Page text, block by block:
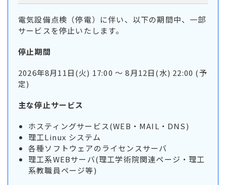
電気設備点検（停電）に伴い、以下の期間中、一部
サービスを停止いたします。
停止期間
2026年8月11日(火) 17:00 ～ 8月12日(水) 22:00 (予
定)
主な停止サービス
ホスティングサービス(WEB・MAIL・DNS)
理工Linux システム
各種ソフトウェアのライセンスサーバ
理工系WEBサーバ(理工学術院関連ページ・理工
系教職員ページ等)